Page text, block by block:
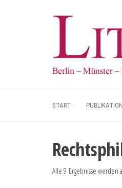
START
Alle 9 Ergebnisse werden